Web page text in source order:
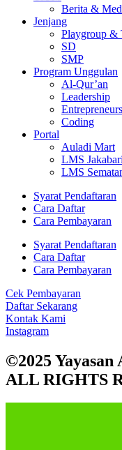
Berita &
Jenjang
Playgroup &
SD
SMP
Program Unggulan
Al-Qur’an
Leadership
Coding
Portal
Auladi Mart
LMS
LMS
Syarat Pendaftaran
Cara Daftar
Cara Pembayaran
Syarat Pendaftaran
Cara Daftar
Cara Pembayaran
Cek Pembayaran
Daftar Sekarang
Kontak Kami
Instagram
©2025
ALL RIGHTS